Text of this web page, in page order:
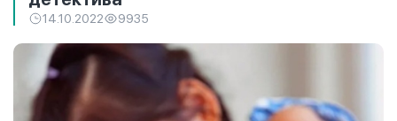
14.10.2022 9935